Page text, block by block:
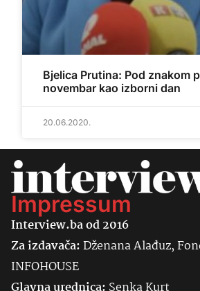
Bjelica Prutina: Pod znakom
novembar kao izborni dan
20.06.2020.
Impressum
Interview.ba od 2016
Za izdavača:Dženana Alađuz,
INFOHOUSE